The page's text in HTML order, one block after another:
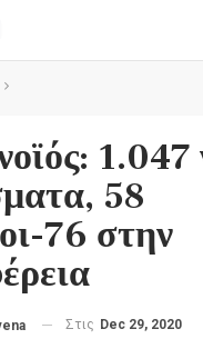
1.047
58
76 στην
Στις Dec 29, 2020